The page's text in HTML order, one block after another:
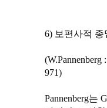
6) 보편사적
(W.Pannenberg
971)
Pannenberg는